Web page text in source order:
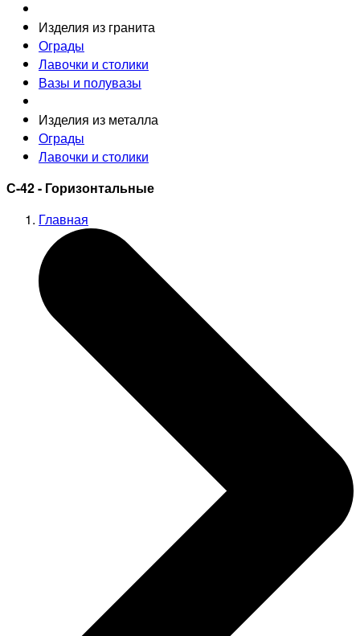
Изделия из гранита
Ограды
Лавочки и столики
Вазы и полувазы
Изделия из металла
Ограды
Лавочки и столики
С-42 - Горизонтальные
Главная